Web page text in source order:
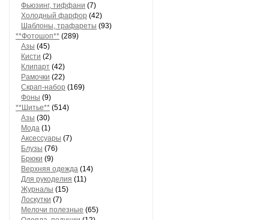
Фьюзинг, тиффани (7)
Холодный фарфор (42)
Шаблоны, трафареты (93)
**Фотошоп** (289)
Азы (45)
Кисти (2)
Клипарт (42)
Рамочки (22)
Скрап-набор (169)
Фоны (9)
**Шитье** (514)
Азы (30)
Мода (1)
Аксессуары (7)
Блузы (76)
Брюки (9)
Верхняя одежда (14)
Для рукоделия (11)
Журналы (15)
Лоскутки (7)
Мелочи полезные (65)